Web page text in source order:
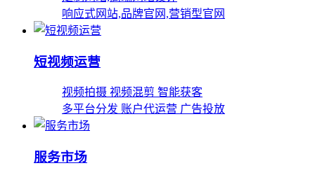
响应式网站,品牌官网,营销型官网
短视频运营
视频拍摄 视频混剪 智能获客
多平台分发 账户代运营 广告投放
服务市场